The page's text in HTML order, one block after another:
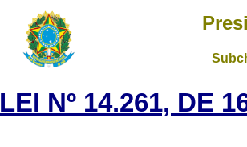
LEI Nº 14.261, DE